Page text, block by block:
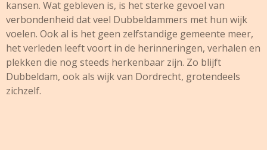
kansen. Wat gebleven is, is het sterke gevoel van
verbondenheid dat veel Dubbeldammers met hun wijk
voelen. Ook al is het geen zelfstandige gemeente meer,
het verleden leeft voort in de herinneringen, verhalen en
plekken die nog steeds herkenbaar zijn. Zo blijft
Dubbeldam, ook als wijk van Dordrecht, grotendeels
zichzelf.